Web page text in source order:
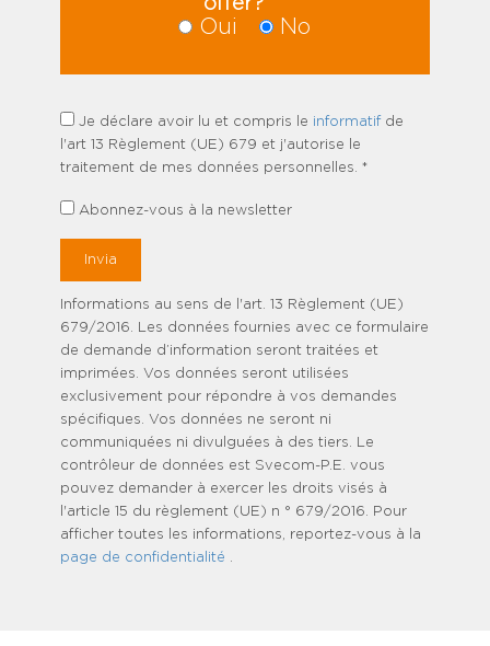
Oui No
Je déclare avoir lu et compris le informatif de
l'art 13 Règlement (UE) 679 et j'autorise le
traitement de mes données personnelles. *
Abonnez-vous à la newsletter
Informations au sens de l'art. 13 Règlement (UE)
679/2016. Les données fournies avec ce formulaire
de demande d’information seront traitées et
imprimées. Vos données seront utilisées
exclusivement pour répondre à vos demandes
spécifiques. Vos données ne seront ni
communiquées ni divulguées à des tiers. Le
contrôleur de données est Svecom-P.E. vous
pouvez demander à exercer les droits visés à
l'article 15 du règlement (UE) n ° 679/2016. Pour
afficher toutes les informations, reportez-vous à la
page de confidentialité .